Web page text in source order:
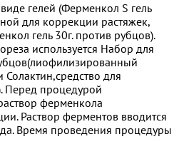
гелей (Ферменкол S гель
для коррекции растяжек,
гель 30г. против рубцов).
используется Набор для
для
Перед процедурой
ферменкола
Раствор ферментов вводится
Время проведения процедуры